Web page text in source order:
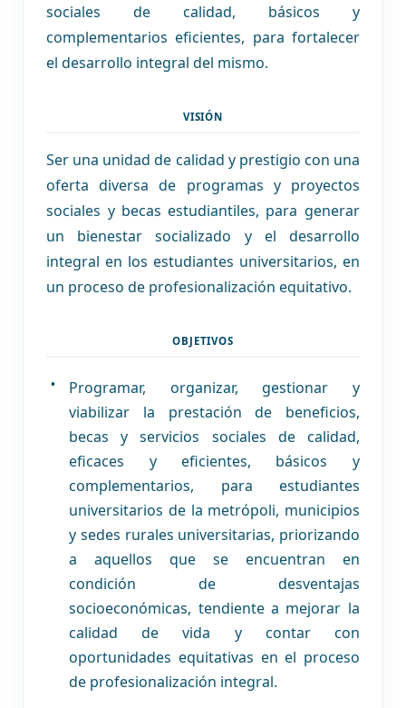
sociales de calidad, básicos y
complementarios eficientes, para fortalecer
el desarrollo integral del mismo.
VISIÓN
Ser una unidad de calidad y prestigio con una
oferta diversa de programas y proyectos
sociales y becas estudiantiles, para generar
un bienestar socializado y el desarrollo
integral en los estudiantes universitarios, en
un proceso de profesionalización equitativo.
OBJETIVOS
Programar, organizar, gestionar y
viabilizar la prestación de beneficios,
becas y servicios sociales de calidad,
eficaces y eficientes, básicos y
complementarios, para estudiantes
universitarios de la metrópoli, municipios
y sedes rurales universitarias, priorizando
a aquellos que se encuentran en
condición de desventajas
socioeconómicas, tendiente a mejorar la
calidad de vida y contar con
oportunidades equitativas en el proceso
de profesionalización integral.